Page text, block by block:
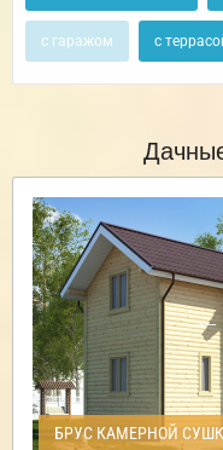
с гаражом с
БРУС КАМЕРНОЙ